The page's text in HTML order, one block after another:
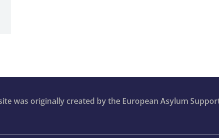
was originally created by the European Asylum